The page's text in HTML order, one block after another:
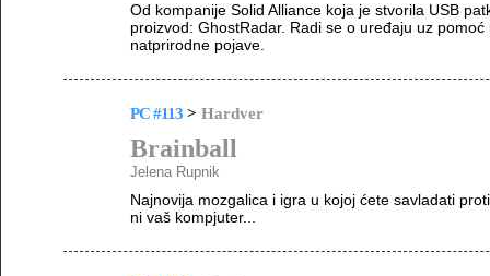
Od kompanije Solid Alliance koja je stvorila USB
proizvod: GhostRadar. Radi se o uređaju uz
natprirodne pojave.
PC #113 > Hardver
Brainball
Jelena Rupnik
Najnovija mozgalica i igra u kojoj ćete savladati
ni vaš kompjuter...